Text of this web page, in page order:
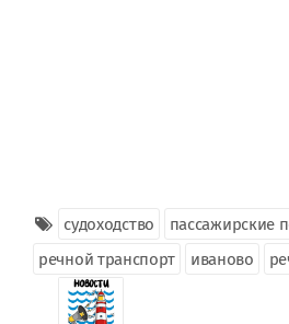
судоходство
пассажирские
речной транспорт
иваново